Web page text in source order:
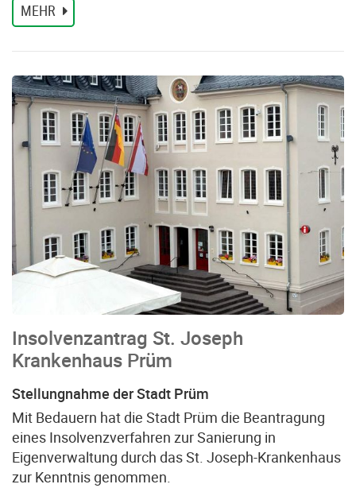
MEHR
Insolvenzantrag St. Joseph
Krankenhaus Prüm
Stellungnahme der Stadt Prüm
Mit Bedauern hat die Stadt Prüm die Beantragung
eines Insolvenzverfahren zur Sanierung in
Eigenverwaltung durch das St. Joseph-Krankenhaus
zur Kenntnis genommen.